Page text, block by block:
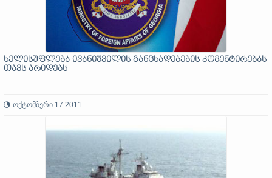
ხელისუფლება ივანიშვილის განცხადებების კომენტირებას
თავს არიდებს
ოქტომბერი 17 2011